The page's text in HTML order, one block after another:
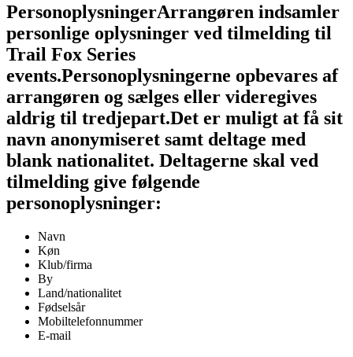
PersonoplysningerArrangøren indsamler
personlige oplysninger ved tilmelding til
Trail Fox Series
events.Personoplysningerne opbevares af
arrangøren og sælges eller videregives
aldrig til tredjepart.Det er muligt at få sit
navn anonymiseret samt deltage med
blank nationalitet. Deltagerne skal ved
tilmelding give følgende
personoplysninger:
Navn
Køn
Klub/firma
By
Land/nationalitet
Fødselsår
Mobiltelefonnummer
E-mail